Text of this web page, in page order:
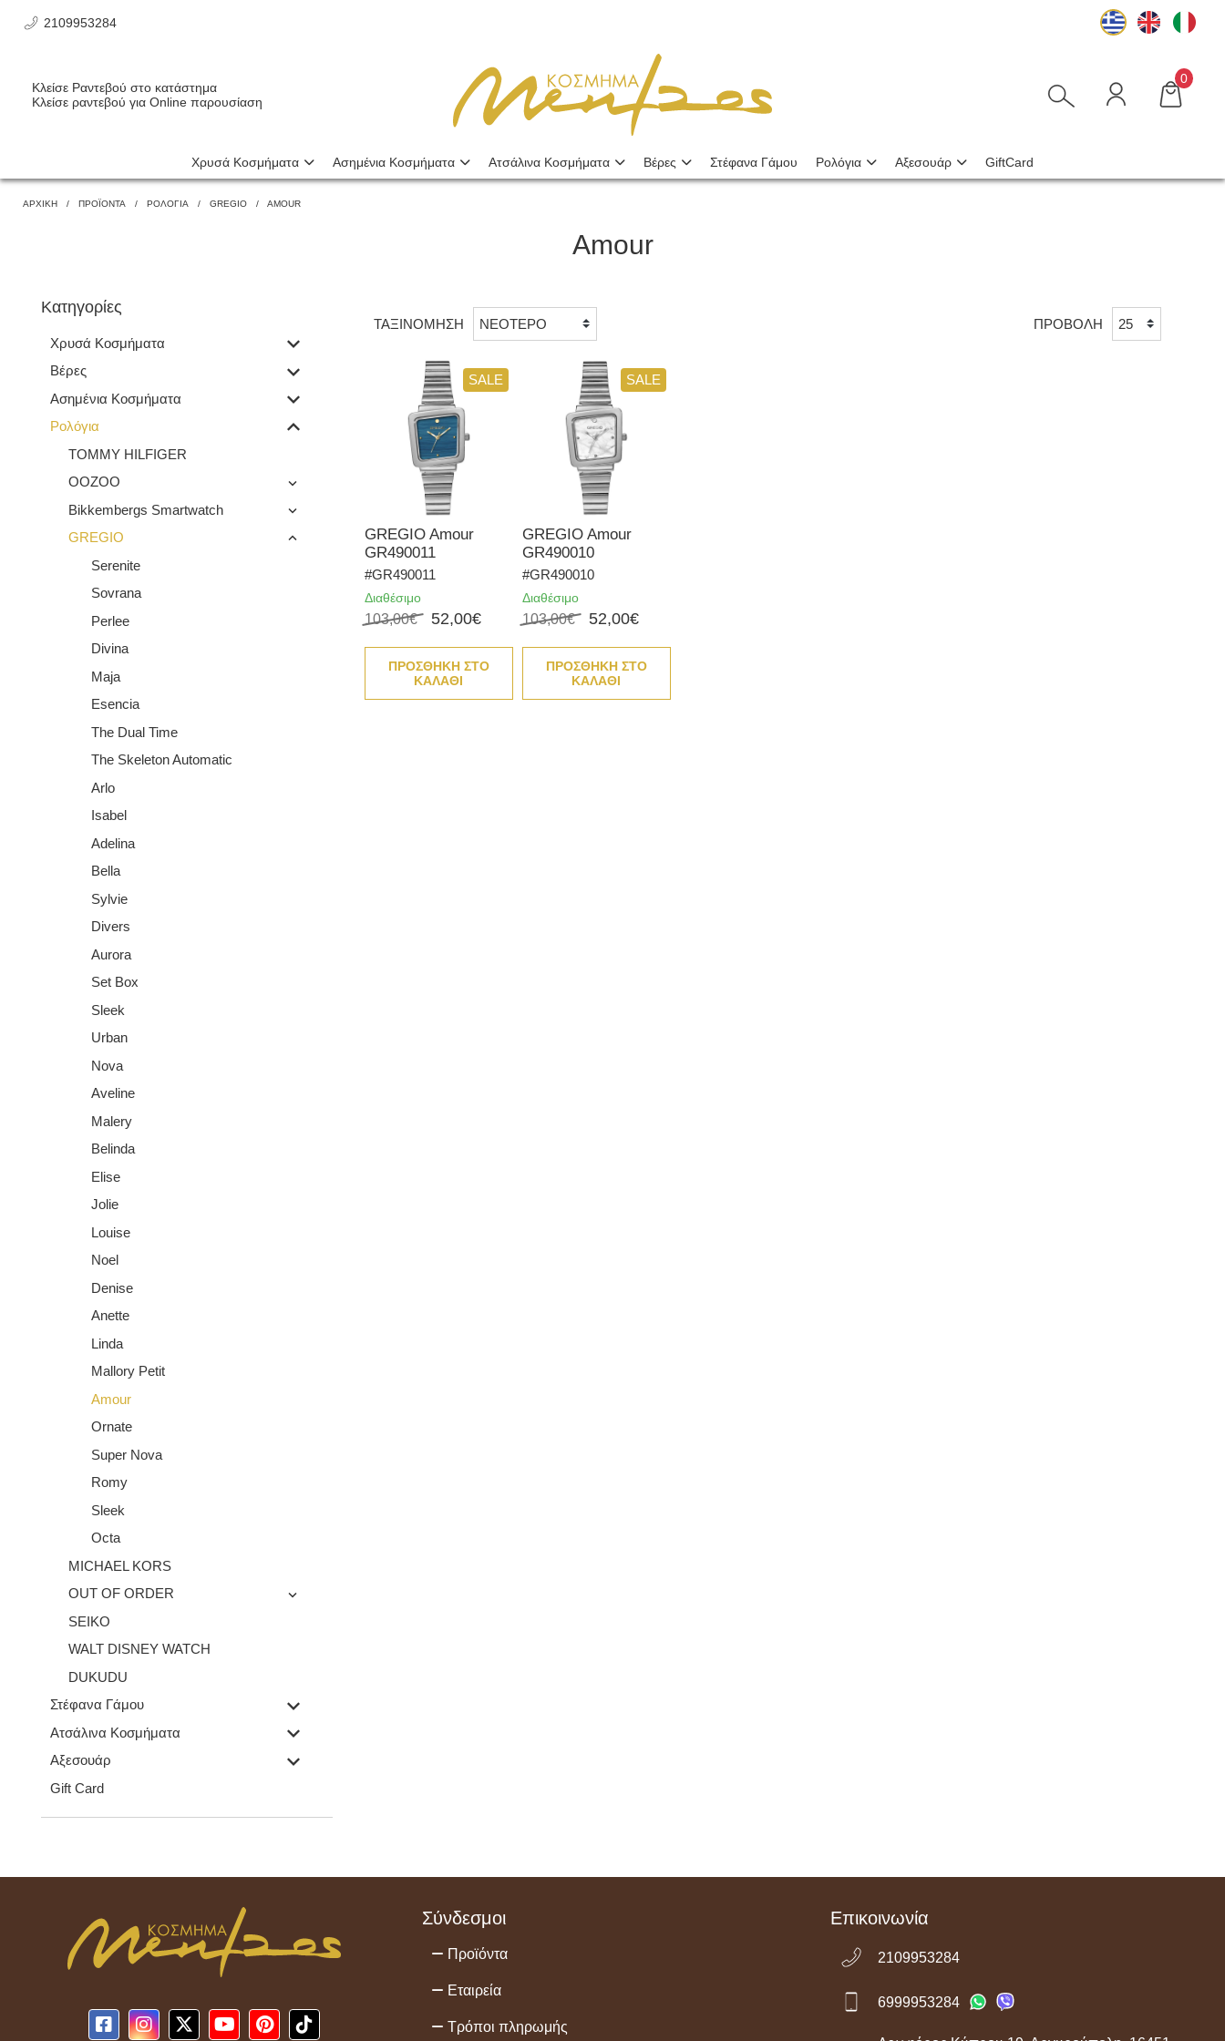
2109953284
Κλείσε Ραντεβού στο κατάστημα
Κλείσε ραντεβού για Online παρουσίαση
0
Χρυσά Κοσμήματα Ασημένια Κοσμήματα Ατσάλινα Κοσμήματα Βέρες Στέφανα Γάμου Ρολόγια Αξεσουάρ GiftCard
ΑΡΧΙΚΗ ΠΡΟΪΌΝΤΑ ΡΟΛΌΓΙΑ GREGIO AMOUR
Amour
Κατηγορίες
Χρυσά Κοσμήματα
Βέρες
Ασημένια Κοσμήματα
Ρολόγια
TOMMY HILFIGER
OOZOO
Bikkembergs Smartwatch
GREGIO
Serenite
Sovrana
Perlee
Divina
Maja
Esencia
The Dual Time
The Skeleton Automatic
Arlo
Isabel
Adelina
Bella
Sylvie
Divers
Aurora
Set Box
Sleek
Urban
Nova
Aveline
Malery
Belinda
Elise
Jolie
Louise
Noel
Denise
Anette
Linda
Mallory Petit
Amour
Ornate
Super Nova
Romy
Sleek
Octa
MICHAEL KORS
OUT OF ORDER
SEIKO
WALT DISNEY WATCH
DUKUDU
Στέφανα Γάμου
Ατσάλινα Κοσμήματα
Αξεσουάρ
Gift Card
ΤΑΞΙΝΟΜΗΣΗ ΠΡΟΒΟΛΗ
SALE
GREGIO Amour
GR490011
#GR490011
Διαθέσιμο
103,00€ 52,00€
ΠΡΟΣΘΗΚΗ ΣΤΟ
ΚΑΛΑΘΙ
SALE
GREGIO Amour
GR490010
#GR490010
Διαθέσιμο
103,00€ 52,00€
ΠΡΟΣΘΗΚΗ ΣΤΟ
ΚΑΛΑΘΙ
Σύνδεσμοι
Προϊόντα
Εταιρεία
Τρόποι πληρωμής
Επικοινωνία
2109953284
6999953284